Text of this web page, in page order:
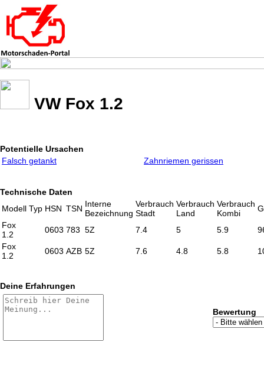
VW Fox 1.2
Potentielle Ursachen
Falsch getankt
Zahnriemen gerissen
Technische Daten
Modell Typ HSN TSN Interne
Bezeichnung
Verbrauch
Stadt
Verbrauch
Land
Verbrauch
Kombi
Fox
1.2
0603 783 5Z 7.4 5 5.9
Fox
1.2
0603 AZB 5Z 7.6 4.8 5.8
Deine Erfahrungen
Bewertung